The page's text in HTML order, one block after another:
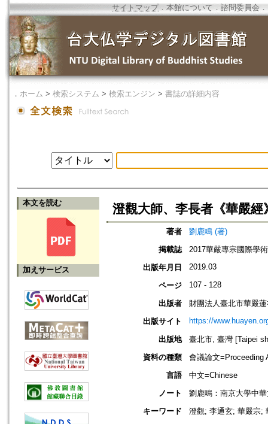
サイトマップ．本館について ． 諮問委員会 ．
． ホーム > 検索システム > 検索エンジン > 書誌の詳細内容
本文を読む
加えサービス
澄觀大師、李長者《華嚴
著者
劉鹿鳴 (著)
掲載誌
2017華嚴專宗國際學
出版年月日
2019.03
ページ 107 - 128
出版者
財團法人臺北市華嚴
出版サイト
https://
出版地
臺北市, 臺灣 [Taipei
資料の種類
會議論文=Proceeding
言語
中文=Chinese
ノート
劉鹿鳴：南京大學中
キーワード
澄觀; 李通玄; 華嚴宗;